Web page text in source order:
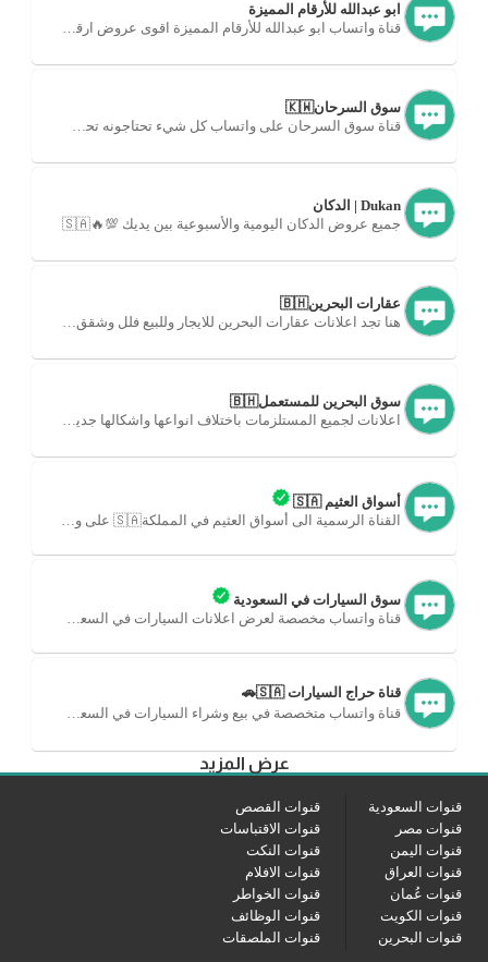
ابو عبدالله للأرقام المميزة
قناة واتساب ابو عبدالله للأرقام المميزة اقوى عروض ارقام سوا 🇸🇦
سوق السرحان🇰🇼
قناة سوق السرحان على واتساب كل شيء تحتاجونه تحت سقف واحد.
Dukan | الدكان
جميع عروض الدكان اليومية والأسبوعية بين يديك 💯🔥🇸🇦
عقارات البحرين🇧🇭
هنا تجد اعلانات عقارات البحرين للايجار وللبيع فلل وشقق وبيوت.
سوق البحرين للمستعمل🇧🇭
اعلانات لجميع المستلزمات باختلاف انواعها واشكالها جديد أو مستخدم.
أسواق العثيم 🇸🇦
سوق السيارات في السعودية
قناة حراج السيارات 🇸🇦🚗
قناة واتساب متخصصة في بيع وشراء السيارات في السعودية🚘.
عرض المزيد
قنوات السعودية
قنوات مصر
قنوات اليمن
قنوات العراق
قنوات عُمان
قنوات الكويت
قنوات البحرين
قنوات القصص
قنوات الاقتباسات
قنوات النكت
قنوات الافلام
قنوات الخواطر
قنوات الوظائف
قنوات الملصقات